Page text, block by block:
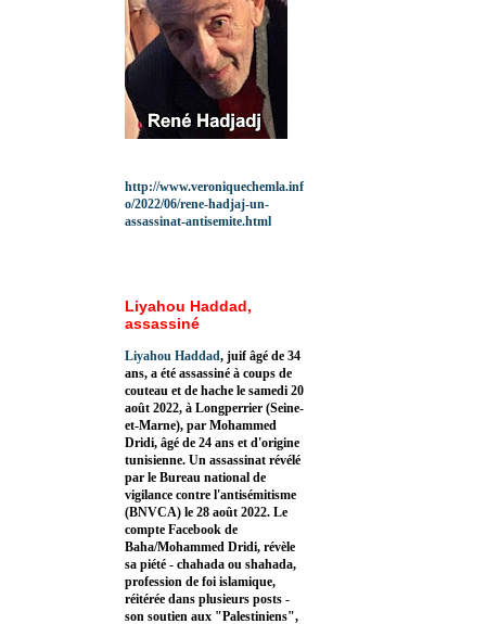
http://www.veroniquechemla.inf
o/2022/06/rene-hadjaj-un-
assassinat-antisemite.html
Liyahou Haddad,
assassiné
Liyahou Haddad, juif âgé de 34
ans, a été assassiné à coups de
couteau et de hache le samedi 20
août 2022, à Longperrier (Seine-
et-Marne), par Mohammed
Dridi, âgé de 24 ans et d'origine
tunisienne. Un assassinat révélé
par le Bureau national de
vigilance contre l'antisémitisme
(BNVCA) le 28 août 2022. Le
compte Facebook de
Baha/Mohammed Dridi, révèle
sa piété - chahada ou shahada,
profession de foi islamique,
réitérée dans plusieurs posts -
son soutien aux "Palestiniens",